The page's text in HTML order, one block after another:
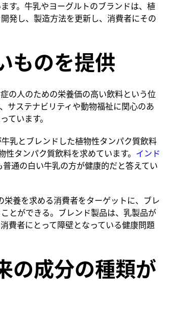
す。牛乳やヨーグルトのブランドは、植
発し、製造方法を更新し、消費者にその
ものを提供
の人のための栄養価の高い飲料という位
サステナビリティや動物福祉に関心のあ
ています。
乳とブレンドした植物性タンパク質飲料
タンパク質飲料を求めています。 インド
通の白い牛乳の方が健康的だと答えてい
養を求める消費者をターゲットに、ブレ
とができる。ブレンド製品は、乳製品が
費者にとって障壁となっている健康問題
の成分の種類が